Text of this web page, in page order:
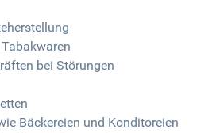
bei Störungen
Bäckereien und Konditoreien